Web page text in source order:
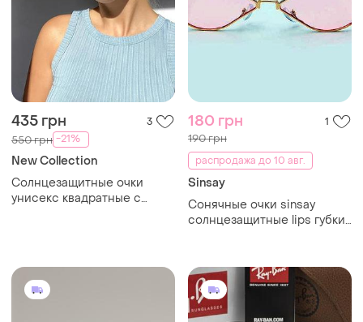
435 грн 3
550 грн -21%
New Collection
Солнцезащитные очки
унисекс квадратные с
180 грн 1
190 грн
распродажа до 10 авг.
Sinsay
Сонячные очки sinsay
солнцезащитные lips губки